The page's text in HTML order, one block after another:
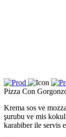
Pizza Con
Krema sos ve
şurubu ve mis
karabiber ile servis